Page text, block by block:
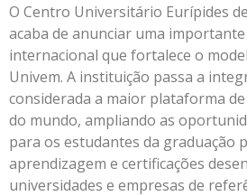
O Centro Universitário Eurípides
acaba de anunciar uma
internacional que fortalece o
Univem. A instituição passa a
considerada a maior plataforma
do mundo, ampliando as
para os estudantes da graduação
aprendizagem e certificações
universidades e empresas de